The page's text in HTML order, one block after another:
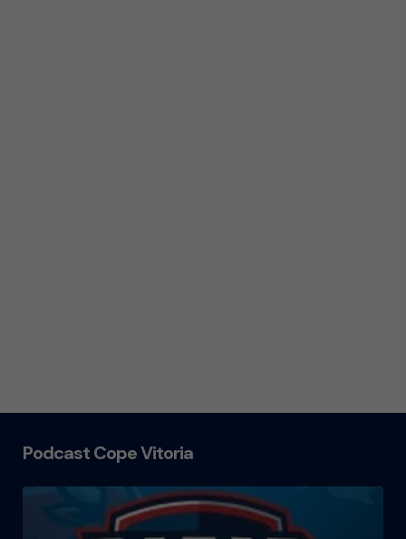
Podcast Cope Vitoria